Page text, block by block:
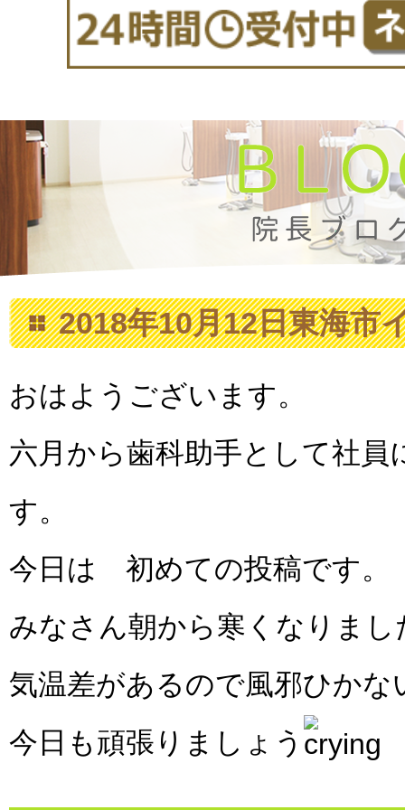
2018年10月12日東海
おはようございます。
六月から歯科助手として社員
す。
今日は 初めての投稿です。
みなさん朝から寒くなりまし
気温差があるので風邪ひか
今日も頑張りましょう